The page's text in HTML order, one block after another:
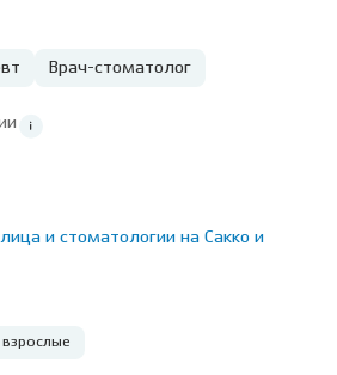
Врач-стоматолог
и стоматологии на Сакко и
взрослые